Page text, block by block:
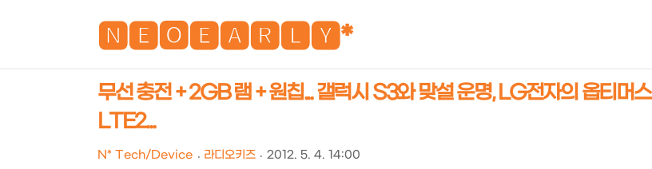
🅽🅴🅾🅴🅰🆁🅻🆈*NEOEARLY*
무선 충전 + 2GB 램 + 원칩... 갤럭시 S3와 맞설 운명, LG전자의 옵티머스
LTE2...
N* Tech/Device 라디오키즈 2012. 5. 4. 14:00